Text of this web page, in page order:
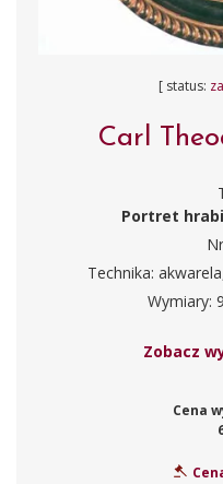
[ status:
Carl
Portret
Technika:
Wymiary:
Zobacz
Cena